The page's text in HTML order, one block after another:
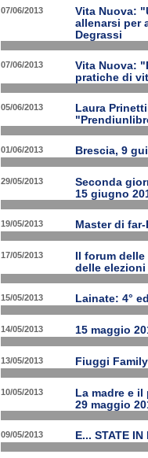
07/06/2013
Vita Nuova:
allenarsi per
Degrassi
07/06/2013
Vita Nuova:
pratiche di
05/06/2013
Laura
01/06/2013 Brescia, 9
29/05/2013
Seconda
15 giugno
19/05/2013 Master di
17/05/2013
Il forum
delle elezioni
15/05/2013 Lainate: 4°
14/05/2013 15 maggio
13/05/2013 Fiuggi
10/05/2013
La madre e
29 maggio
09/05/2013 E... STATE